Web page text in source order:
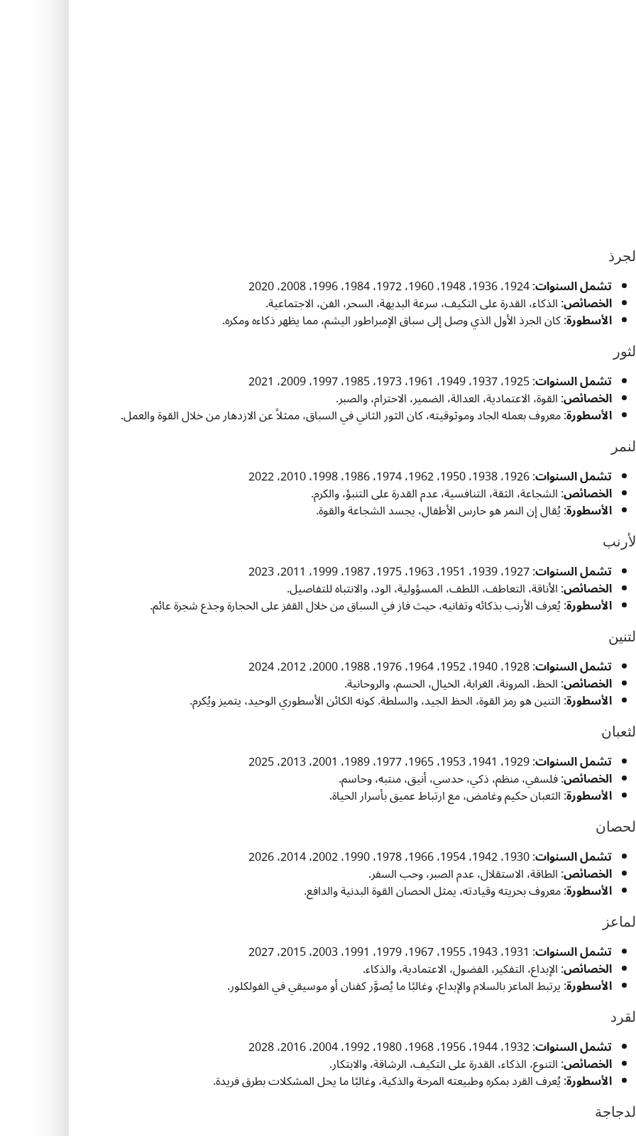
تشمل السنوات: 1924، 1936، 1948، 1960، 1972، 1984، 1996، 2008، 2020
الخصائص: الذكاء، القدرة على التكيف، سرعة البديهة، السحر، الفن، الاجتماعية.
الأسطورة: كان الجرذ الأول الذي وصل إلى سباق الإمبراطور اليشم، مما يظهر ذكاءه ومكره.
تشمل السنوات: 1925، 1937، 1949، 1961، 1973، 1985، 1997، 2009، 2021
الخصائص: القوة، الاعتمادية، العدالة، الضمير، الاحترام، والصبر.
الأسطورة: معروف بعمله الجاد وموثوقيته، كان الثور الثاني في السباق، ممثلاً عن الازدهار من خلال القوة والعمل.
تشمل السنوات: 1926، 1938، 1950، 1962، 1974، 1986، 1998، 2010، 2022
الخصائص: الشجاعة، الثقة، التنافسية، عدم القدرة على التنبؤ، والكرم.
الأسطورة: يُقال إن النمر هو حارس الأطفال، يجسد الشجاعة والقوة.
تشمل السنوات: 1927، 1939، 1951، 1963، 1975، 1987، 1999، 2011، 2023
الخصائص: الأناقة، التعاطف، اللطف، المسؤولية، الود، والانتباه للتفاصيل.
الأسطورة: يُعرف الأرنب بذكائه وتفانيه، حيث فاز في السباق من خلال القفز على الحجارة وجذع شجرة عائم.
تشمل السنوات: 1928، 1940، 1952، 1964، 1976، 1988، 2000، 2012، 2024
الخصائص: الحظ، المرونة، الغرابة، الخيال، الحسم، والروحانية.
الأسطورة: التنين هو رمز القوة، الحظ الجيد، والسلطة. كونه الكائن الأسطوري الوحيد، يتميز ويُكرم.
تشمل السنوات: 1929، 1941، 1953، 1965، 1977، 1989، 2001، 2013، 2025
الخصائص: فلسفي، منظم، ذكي، حدسي، أنيق، منتبه، وحاسم.
الأسطورة: الثعبان حكيم وغامض، مع ارتباط عميق بأسرار الحياة.
تشمل السنوات: 1930، 1942، 1954، 1966، 1978، 1990، 2002، 2014، 2026
الخصائص: الطاقة، الاستقلال، عدم الصبر، وحب السفر.
الأسطورة: معروف بحريته وقيادته، يمثل الحصان القوة البدنية والدافع.
تشمل السنوات: 1931، 1943، 1955، 1967، 1979، 1991، 2003، 2015، 2027
الخصائص: الإبداع، التفكير، الفضول، الاعتمادية، والذكاء.
الأسطورة: يرتبط الماعز بالسلام والإبداع، وغالبًا ما يُصوَّر كفنان أو موسيقي في الفولكلور.
تشمل السنوات: 1932، 1944، 1956، 1968، 1980، 1992، 2004، 2016، 2028
الخصائص: التنوع، الذكاء، القدرة على التكيف، الرشاقة، والابتكار.
الأسطورة: يُعرف القرد بمكره وطبيعته المرحة والذكية، وغالبًا ما يحل المشكلات بطرق فريدة.